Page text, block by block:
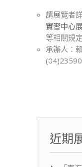
請展覽者
實習中心
等相關規
承辦人：
近期